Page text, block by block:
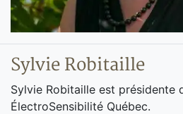
Sylvie Robitaille
Sylvie Robitaille est présidente
ÉlectroSensibilité Québec.